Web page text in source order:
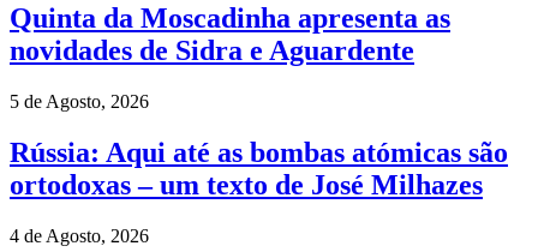
Quinta da Moscadinha apresenta as
novidades de Sidra e Aguardente
5 de Agosto, 2026
Rússia: Aqui até as bombas atómicas são
ortodoxas – um texto de José Milhazes
4 de Agosto, 2026